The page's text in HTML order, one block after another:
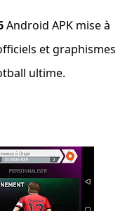
Android APK mise à
et graphismes
ultime.